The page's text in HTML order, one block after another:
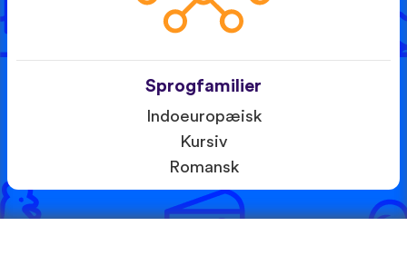
Sprogfamilier
Indoeuropæisk
Kursiv
Romansk